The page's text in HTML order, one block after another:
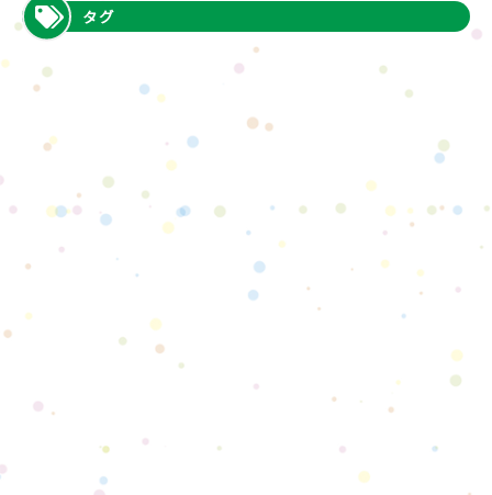
タグ